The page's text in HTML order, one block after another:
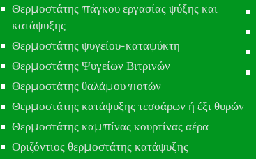
Θερμοστάτης πάγκου εργασίας ψύξης και
κατάψυξης
Θερμοστάτης ψυγείου-καταψύκτη
Θερμοστάτης Ψυγείων Βιτρινών
Θερμοστάτης θαλάμου ποτών
Θερμοστάτης κατάψυξης τεσσάρων ή έξι θυρών
Θερμοστάτης καμπίνας κουρτίνας αέρα
Οριζόντιος θερμοστάτης κατάψυξης